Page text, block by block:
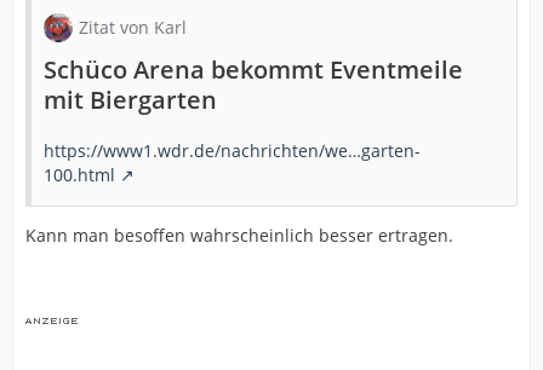
Zitat von Karl
Schüco Arena bekommt Eventmeile
mit Biergarten
https://www1.wdr.de/nachrichten/we…garten-
100.html
Kann man besoffen wahrscheinlich besser ertragen.